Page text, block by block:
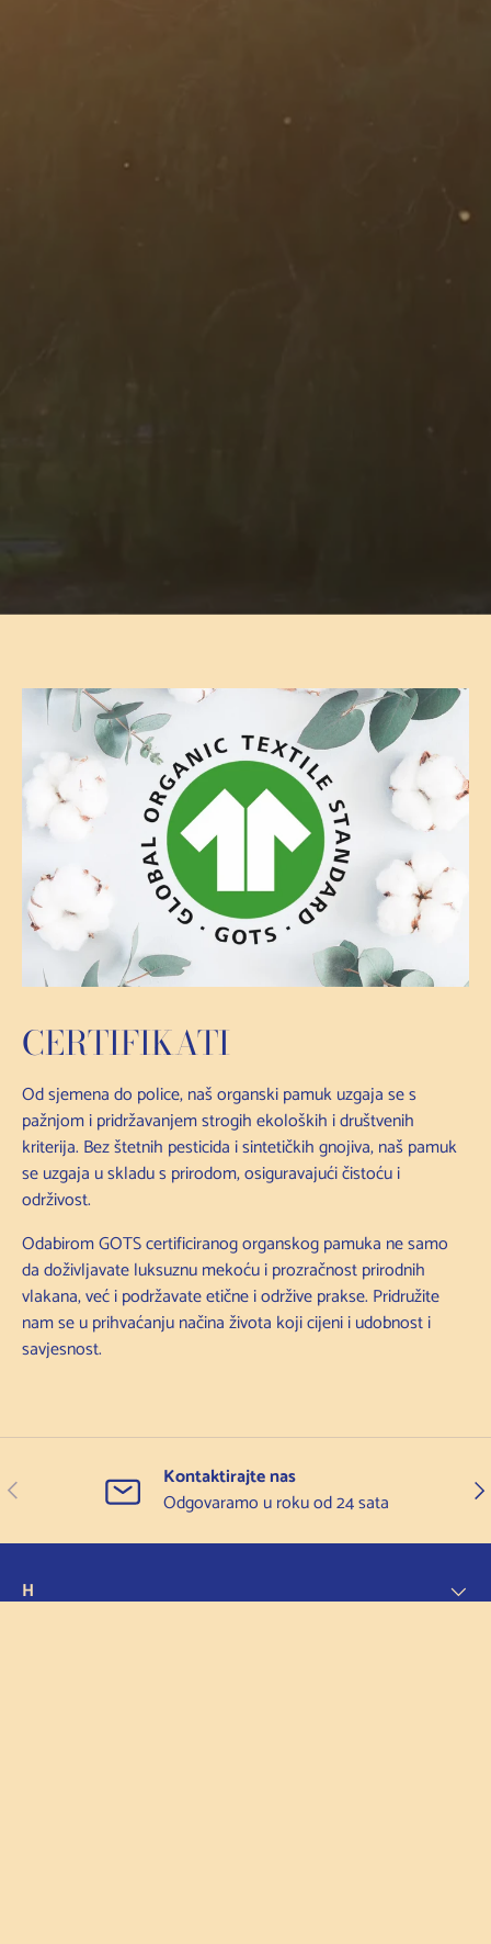
CERTIFIKATI
Od sjemena do police, naš organski pamuk uzgaja se s
pažnjom i pridržavanjem strogih ekoloških i društvenih
kriterija. Bez štetnih pesticida i sintetičkih gnojiva, naš pamuk
se uzgaja u skladu s prirodom, osiguravajući čistoću i
održivost.
Odabirom GOTS certificiranog organskog pamuka ne samo
da doživljavate luksuznu mekoću i prozračnost prirodnih
vlakana, već i podržavate etične i održive prakse. Pridružite
nam se u prihvaćanju načina života koji cijeni i udobnost i
savjesnost.
Prethodno
Kontaktirajte nas
Odgovaramo u roku od 24 sata
H